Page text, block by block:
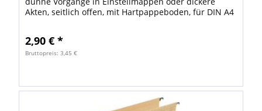
Akten, seitlich offen, mit Hartpappeboden, für DIN A4
2,90 € *
Bruttopreis: 3,45 €